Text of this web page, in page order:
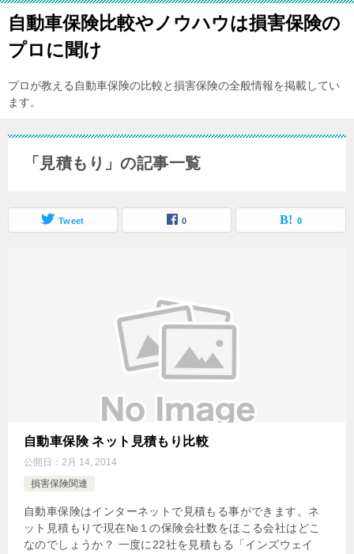
自動車保険比較やノウハウは損害保険の
プロに聞け
プロが教える自動車保険の比較と損害保険の全般情報を掲載してい
ます。
「見積もり」の記事一覧
Tweet 0 0
自動車保険 ネット見積もり比較
公開日： 2月 14, 2014
損害保険関連
自動車保険はインターネットで見積もる事ができます。ネ
ット見積もりで現在№１の保険会社数をほこる会社はどこ
なのでしょうか？ 一度に22社を見積もる「インズウェイ